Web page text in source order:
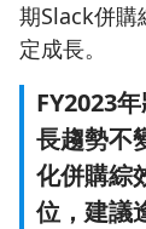
期Slack併購
定成長。
FY2023
長趨勢不
化併購綜
位，建議